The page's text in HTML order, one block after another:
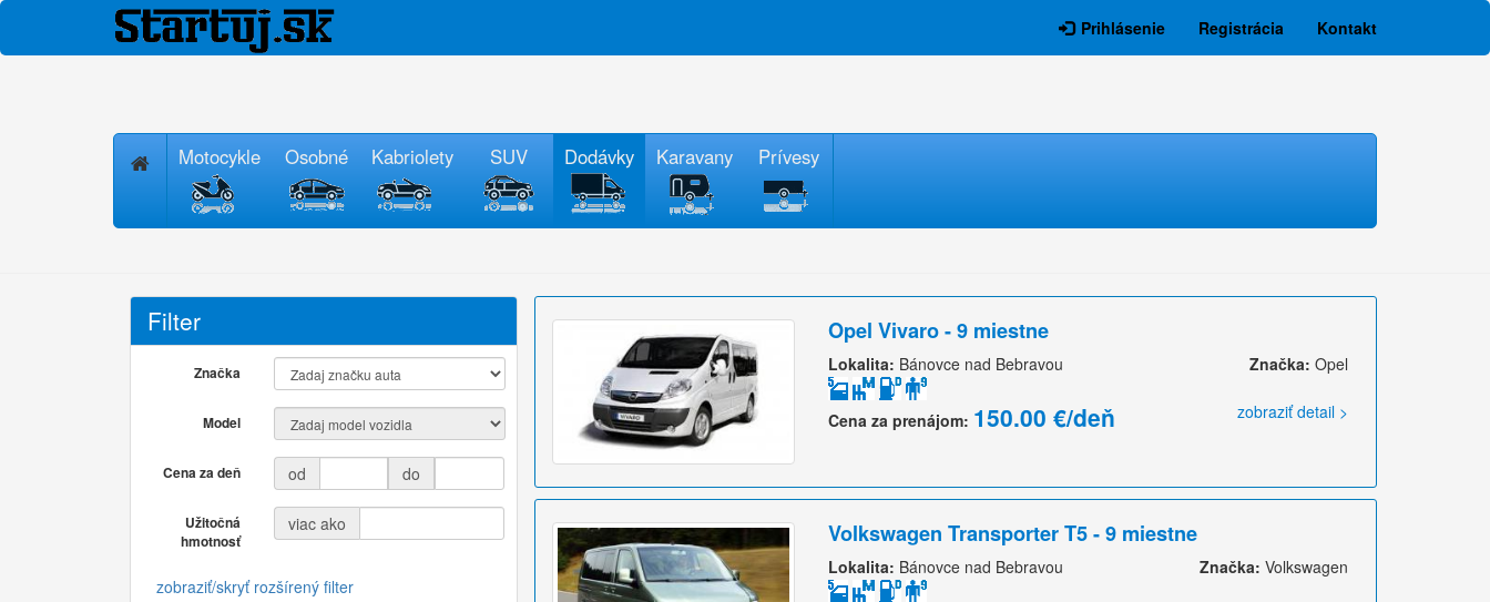
Prihlásenie Registrácia Kontakt
Motocykle Osobné Kabriolety SUV Dodávky Karavany Prívesy
Filter
Značka
Model
Cena za deň od do
Užitočná
hmotnosť
viac ako
zobraziť/skryť rozšírený filter
Opel Vivaro - 9 miestne
Lokalita: Bánovce nad Bebravou Značka: Opel
Cena za prenájom: 150.00 €/deň zobraziť detail >
Volkswagen Transporter T5 - 9 miestne
Lokalita: Bánovce nad Bebravou Značka: Volkswagen